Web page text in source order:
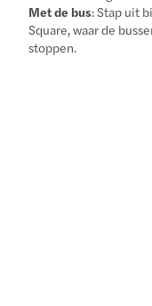
Met de bus: Stap uit
Square, waar de
stoppen.